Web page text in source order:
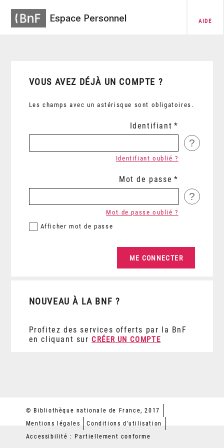
Espace Personnel AIDE
VOUS AVEZ DÉJÀ UN COMPTE ?
Les champs avec un astérisque sont obligatoires.
Identifiant
?
Identifiant oublié ?
Mot de passe
?
Afficher mot de passe
Mot de passe oublié ?
NOUVEAU À LA BNF ?
Profitez des services offerts par la BnF
en cliquant sur CRÉER UN COMPTE
© Bibliothèque nationale de France, 2017
Mentions légales
Conditions d'utilisation
Accessibilité : Partiellement conforme